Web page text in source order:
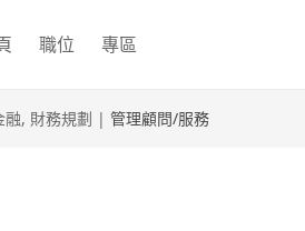
職位 專區
融, 財務規劃 | 管理顧問/服務